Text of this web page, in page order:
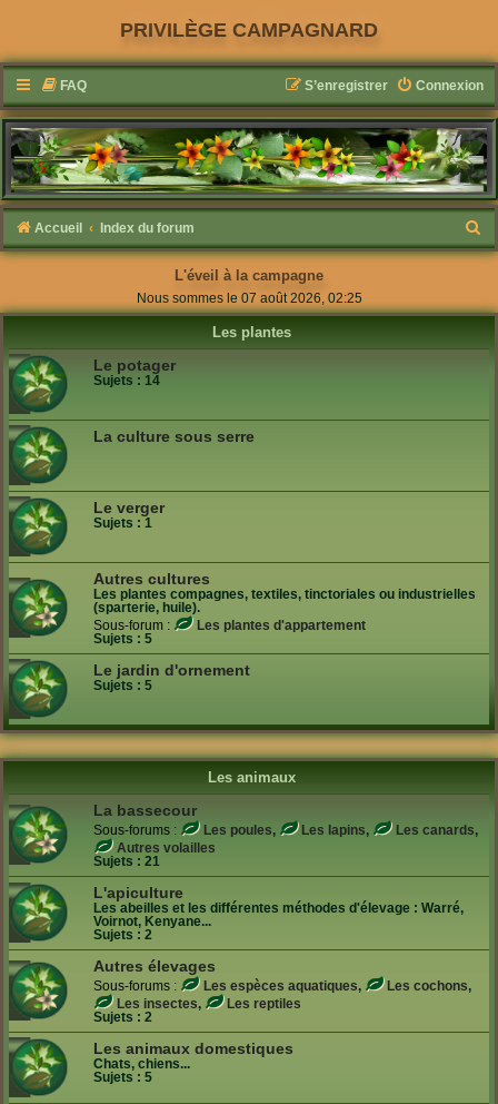
PRIVILÈGE CAMPAGNARD
FAQ Connexion
S’enregistrer
Accueil Index du forum
e
h
h
L'éveil à la campagne
Nous sommes le 07 août 2026, 02:25
Les plantes
Le potager
Sujets : 14
La culture sous serre
Le verger
Sujets : 1
Autres cultures
Les plantes compagnes, textiles, tinctoriales ou industrielles
(sparterie, huile).
Sous-forum :
Les plantes d'appartement
Sujets : 5
Le jardin d'ornement
Sujets : 5
Les animaux
La bassecour
Sous-forums : Les poules, Les lapins, Les canards,
Autres volailles
Sujets : 21
L'apiculture
Les abeilles et les différentes méthodes d'élevage : Warré,
Voirnot, Kenyane...
Sujets : 2
Autres élevages
Sous-forums : Les espèces aquatiques, Les cochons,
Les insectes,
Les reptiles
Sujets : 2
Les animaux domestiques
Chats, chiens...
Sujets : 5